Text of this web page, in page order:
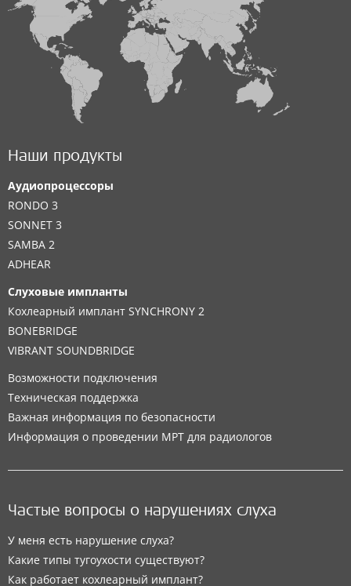
Наши продукты
Аудиопроцессоры
RONDO 3
SONNET 3
SAMBA 2
ADHEAR
Слуховые импланты
Кохлеарный имплант SYNCHRONY 2
BONEBRIDGE
VIBRANT SOUNDBRIDGE
Возможности подключения
Техническая поддержка
Важная информация по безопасности
Информация о проведении МРТ для радиологов
Частые вопросы о нарушениях слуха
У меня есть нарушение слуха?
Какие типы тугоухости существуют?
Как работает кохлеарный имплант?